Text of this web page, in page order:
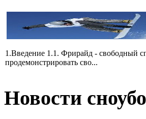
1.Введение 1.1. Фрирайд - свободный
продемонстрировать сво...
Новости